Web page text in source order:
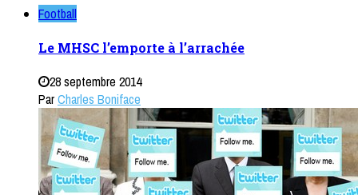
Football
Le MHSC l’emporte à l’arrachée
28 septembre 2014
ParCharles Boniface